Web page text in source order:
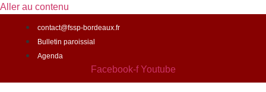
Aller au contenu
contact@fssp-bordeaux.fr
Bulletin paroissial
Agenda
Facebook-f Youtube